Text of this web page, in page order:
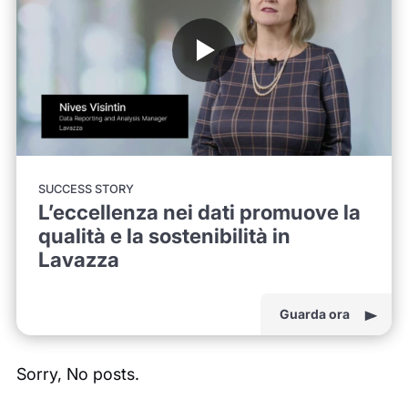
SUCCESS STORY
L’eccellenza nei dati promuove la
qualità e la sostenibilità in
Lavazza
Guarda ora
Sorry, No posts.